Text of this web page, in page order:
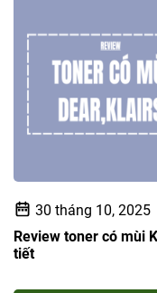
30 tháng 10, 2025
Review toner có mùi
tiết